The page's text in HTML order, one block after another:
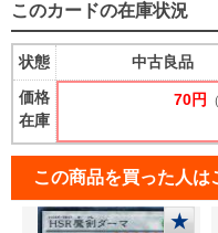
このカードの在庫状況
状態
価格
在庫
中古良品
70円
この商品を買った人は
★